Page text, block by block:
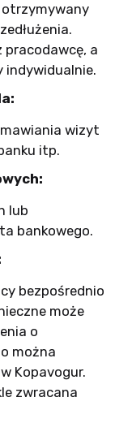
otrzymywany
a
indywidualnie.
wizyt
itp.
lub
bankowego.
bezpośrednio
może
o
można
Kopavogur.
zwracana